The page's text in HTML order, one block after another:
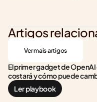
Artigos
Ver mais artigos
El primer gadget de
costará y cómo puede
Ler playbook